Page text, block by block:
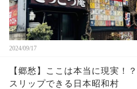
2024/09/17
【郷愁】ここは本当に現実！
スリップできる日本昭和村